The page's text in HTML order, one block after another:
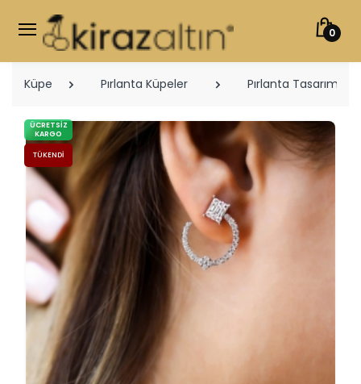
0
Küpe Pırlanta Küpeler Pırlanta Tasarım
ÜCRETSIZ
KARGO
TÜKENDI